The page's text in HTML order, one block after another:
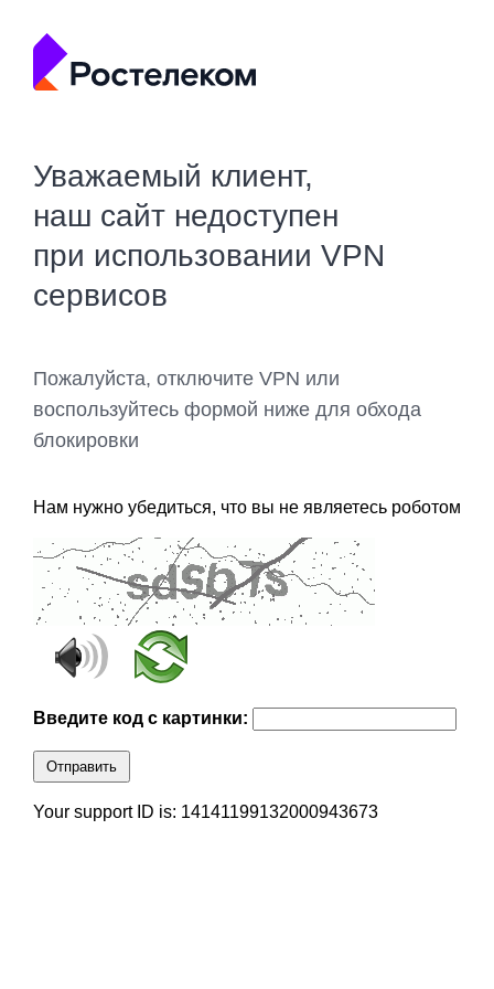
Уважаемый клиент,
наш сайт недоступен
при использовании VPN
сервисов
Пожалуйста, отключите VPN или
воспользуйтесь формой ниже для обхода
блокировки
Нам нужно убедиться, что вы не являетесь роботом
Введите код с картинки:
Отправить
Your support ID is: 14141199132000943673